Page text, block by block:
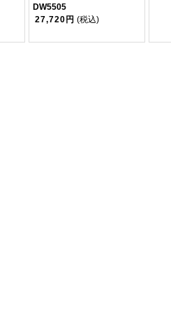
DW5505
27,720円 (税込)